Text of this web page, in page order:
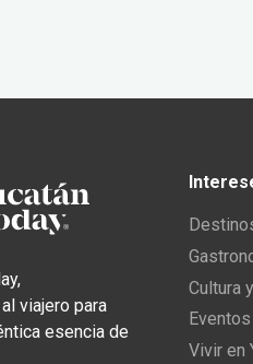
viajero para
esencia de
Cultura
Vivir en